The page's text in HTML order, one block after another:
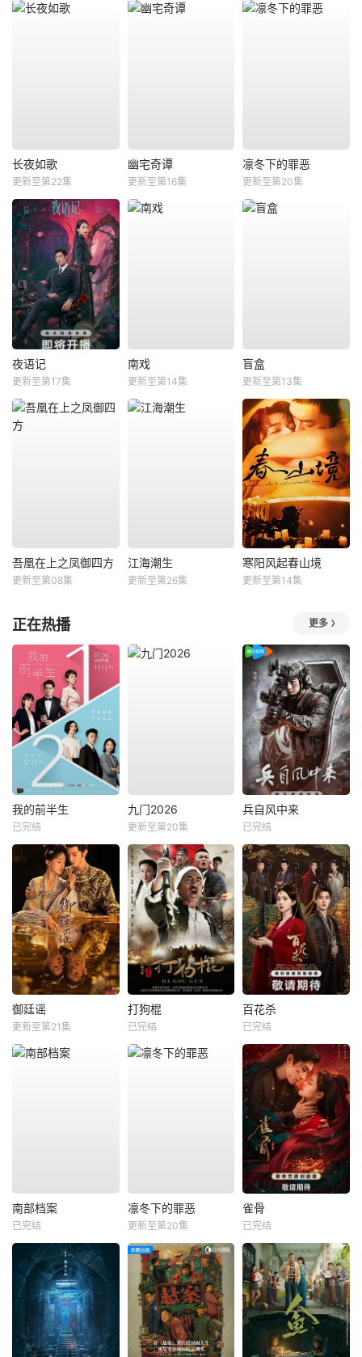
长夜如歌
更新至第22集
幽宅奇谭
更新至第16集
凛冬下的罪恶
更新至第20集
夜语记
更新至第17集
南戏
更新至第14集
盲盒
更新至第13集
吾凰在上之凤御四方
更新至第08集
江海潮生
更新至第26集
寒阳风起春山境
更新至第14集
正在热播 更多
我的前半生
已完结
九门2026
更新至第20集
兵自风中来
已完结
御廷谣
更新至第21集
打狗棍
已完结
百花杀
已完结
南部档案
已完结
凛冬下的罪恶
更新至第20集
雀骨
已完结